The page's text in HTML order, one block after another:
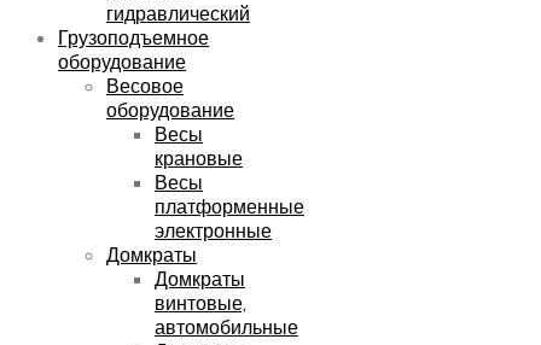
гидравлический
Грузоподъемное
оборудование
Весовое
оборудование
Весы
крановые
Весы
платформенные
электронные
Домкраты
Домкраты
винтовые,
автомобильные